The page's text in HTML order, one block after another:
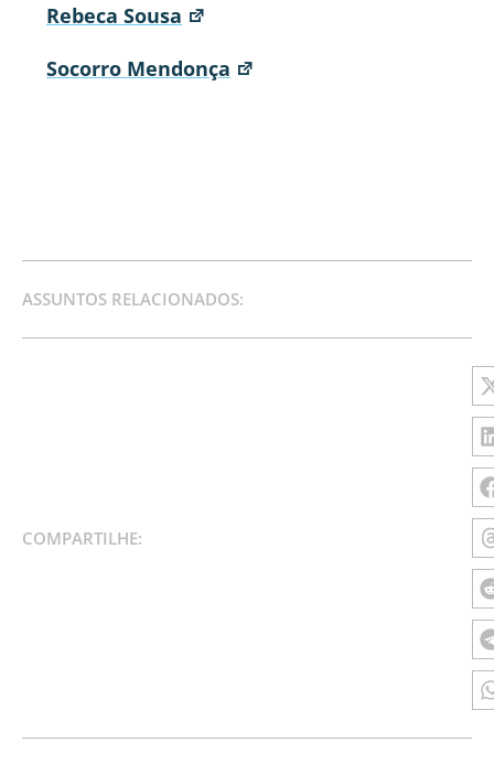
Rebeca Sousa
Socorro Mendonça
ASSUNTOS RELACIONADOS:
COMPARTILHE: